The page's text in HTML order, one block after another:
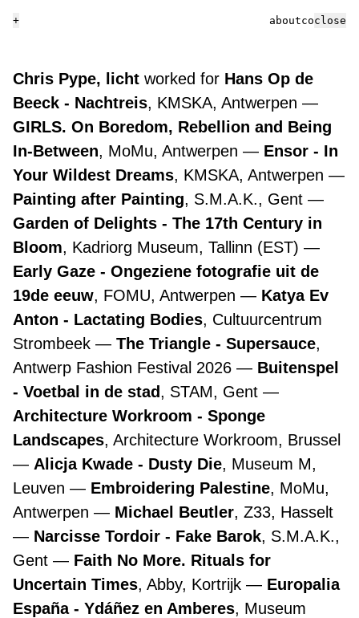
+ aboutcontact
Chris Pype, licht worked for Hans Op de
Beeck - Nachtreis, KMSKA, Antwerpen
GIRLS. On Boredom, Rebellion and Being
In-Between, MoMu, Antwerpen
Ensor - In
Your Wildest Dreams, KMSKA, Antwerpen
Painting after Painting, S.M.A.K., Gent
Garden of Delights - The 17th Century in
Bloom, Kadriorg Museum, Tallinn (EST)
Early Gaze - Ongeziene fotografie uit de
19de eeuw, FOMU, Antwerpen
Katya Ev
Anton - Lactating Bodies, Cultuurcentrum
Strombeek
The Triangle - Supersauce,
Antwerp Fashion Festival 2026
Buitenspel
- Voetbal in de stad, STAM, Gent
Architecture Workroom - Sponge
Landscapes, Architecture Workroom, Brussel
Alicja Kwade - Dusty Die, Museum M,
Leuven
Embroidering Palestine, MoMu,
Antwerpen
Michael Beutler, Z33, Hasselt
Narcisse Tordoir - Fake Barok, S.M.A.K.,
Gent
Faith No More. Rituals for
Uncertain Times, Abby, Kortrijk
Europalia
España - Ydáñez en Amberes, Museum
close